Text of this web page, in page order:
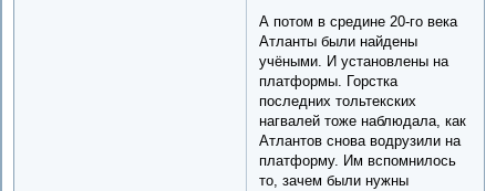
А потом в средине 20-го века
Атланты были найдены
учёными. И установлены на
платформы. Горстка
последних тольтекских
нагвалей тоже наблюдала, как
Атлантов снова водрузили на
платформу. Им вспомнилось
то, зачем были нужны